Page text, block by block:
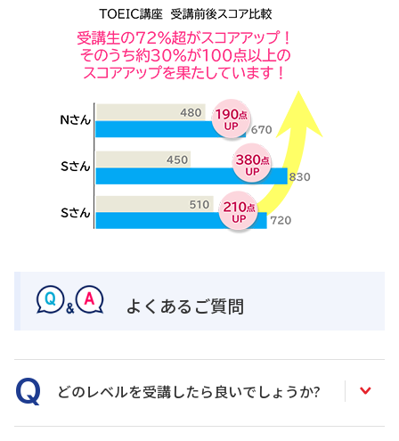
よくあるご質問
どのレベルを受講したら良いでしょうか?